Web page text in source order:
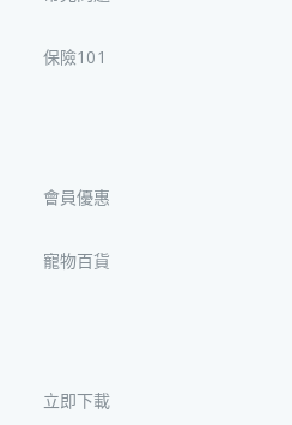
保險101
會員優惠
寵物百貨
立即下載